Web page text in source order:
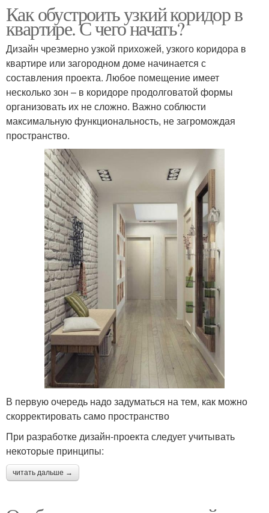
Как обустроить узкий коридор в
квартире. С чего начать?
Дизайн чрезмерно узкой прихожей, узкого коридора в
квартире или загородном доме начинается с
составления проекта. Любое помещение имеет
несколько зон – в коридоре продолговатой формы
организовать их не сложно. Важно соблюсти
максимальную функциональность, не загромождая
пространство.
В первую очередь надо задуматься на тем, как можно
скорректировать само пространство
При разработке дизайн-проекта следует учитывать
некоторые принципы:
читать дальше →